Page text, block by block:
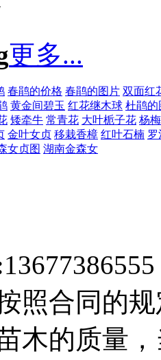
更多...
春鹃的价格 春鹃的图片 双面红
黄金间碧玉 红花继木球 杜鹃的
矮牵牛 常青花 大叶栀子花 杨梅
金叶女贞 移栽香樟 红叶石楠 罗
女贞图 湖南金森女
照合同的
木的质量